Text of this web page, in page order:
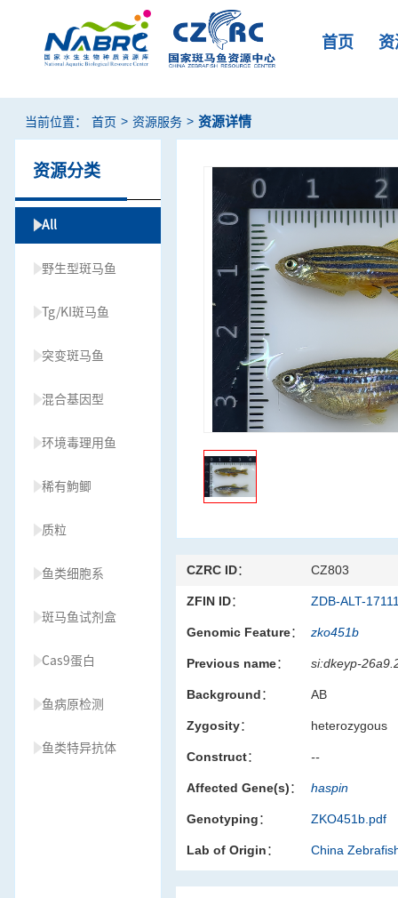
首页
当前位置： 首页 > 资源服务 > 资源详情
资源分类
All
野生型斑马鱼
Tg/KI斑马鱼
突变斑马鱼
混合基因型
环境毒理用鱼
稀有鮈鲫
质粒
鱼类细胞系
斑马鱼试剂盒
Cas9蛋白
鱼病原检测
鱼类特异抗体
CZRC ID： CZ803
ZFIN ID： ZDB-ALT-
Genomic Feature： zko451b
Previous name： si:dkeyp-
Background： AB
Zygosity： heterozygous
Construct： --
Affected Gene(s)： haspin
Genotyping： ZKO451b.pdf
Lab of Origin： China